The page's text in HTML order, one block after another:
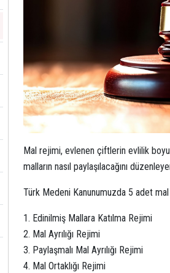
Mal rejimi, evlenen çiftlerin evlilik
malların nasıl paylaşılacağını
Türk Medeni Kanunumuzda 5 adet mal
Edinilmiş Mallara Katılma Rejimi
Mal Ayrılığı Rejimi
Paylaşmalı Mal Ayrılığı Rejimi
Mal Ortaklığı Rejimi